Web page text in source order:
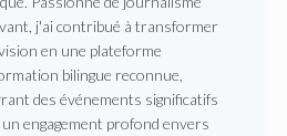
j'ai contribué à transformer
en une plateforme
bilingue reconnue,
des événements significatifs
un engagement profond envers